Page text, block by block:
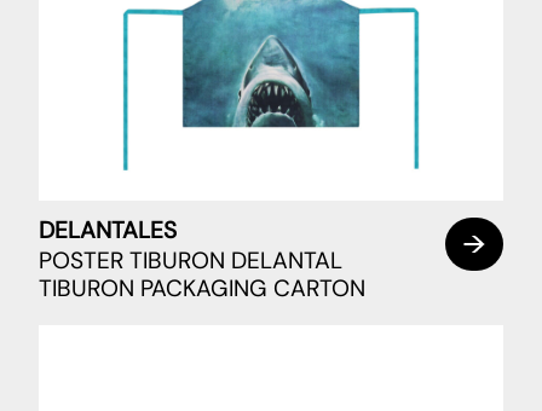
DELANTALES
POSTER TIBURON DELANTAL
TIBURON PACKAGING CARTON